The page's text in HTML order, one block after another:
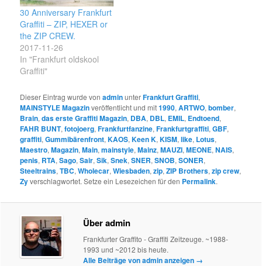
30 Anniversary Frankfurt
Graffiti – ZIP, HEXER or
the ZIP CREW.
2017-11-26
In "Frankfurt oldskool
Graffiti"
Dieser Eintrag wurde vonadminunterFrankfurt Graffiti,
MAINSTYLE Magazinveröffentlicht und mit1990,ARTWO,bomber,
Brain,das erste Graffiti Magazin, DBA, DBL, EMIL, Endtoend,
FAHR BUNT,fotojoerg,Frankfurtfanzine,Frankfurtgraffiti,GBF,
graffiti,Gummibärenfront,KAOS,Keen K,KISM,like, Lotus,
Maestro,Magazin,Main,mainstyle,Mainz,MAUZI,MEONE,NAIS,
penis, RTA,Sago,Sair,Sik,Snek,SNER,SNOB,SONER,
Steeltrains,TBC,Wholecar,Wiesbaden,zip,ZIP Brothers,zip crew,
Zyverschlagwortet. Setze ein Lesezeichen für den Permalink.
Über admin
Frankfurter Graffito - Graffiti Zeitzeuge. ~1988-
1993 und ~2012 bis heute.
Alle Beiträge von admin anzeigen →